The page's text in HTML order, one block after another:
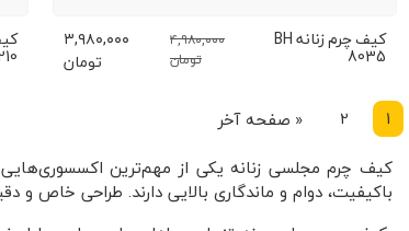
کیف چرم زنانه BH
8035
۴,۹۸۰,۰۰۰
تومان
۳,۹۸۰,۰۰۰
تومان
1
2
« صفحه آخر
کیف چرم مجلسی زنانه یکی از مهم‌ترین
باکیفیت، دوام و ماندگاری بالایی دارند. طراحی